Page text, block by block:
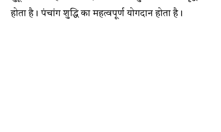
होता है। पंचांग शुद्धि का महत्वपूर्ण योगदान होता है।